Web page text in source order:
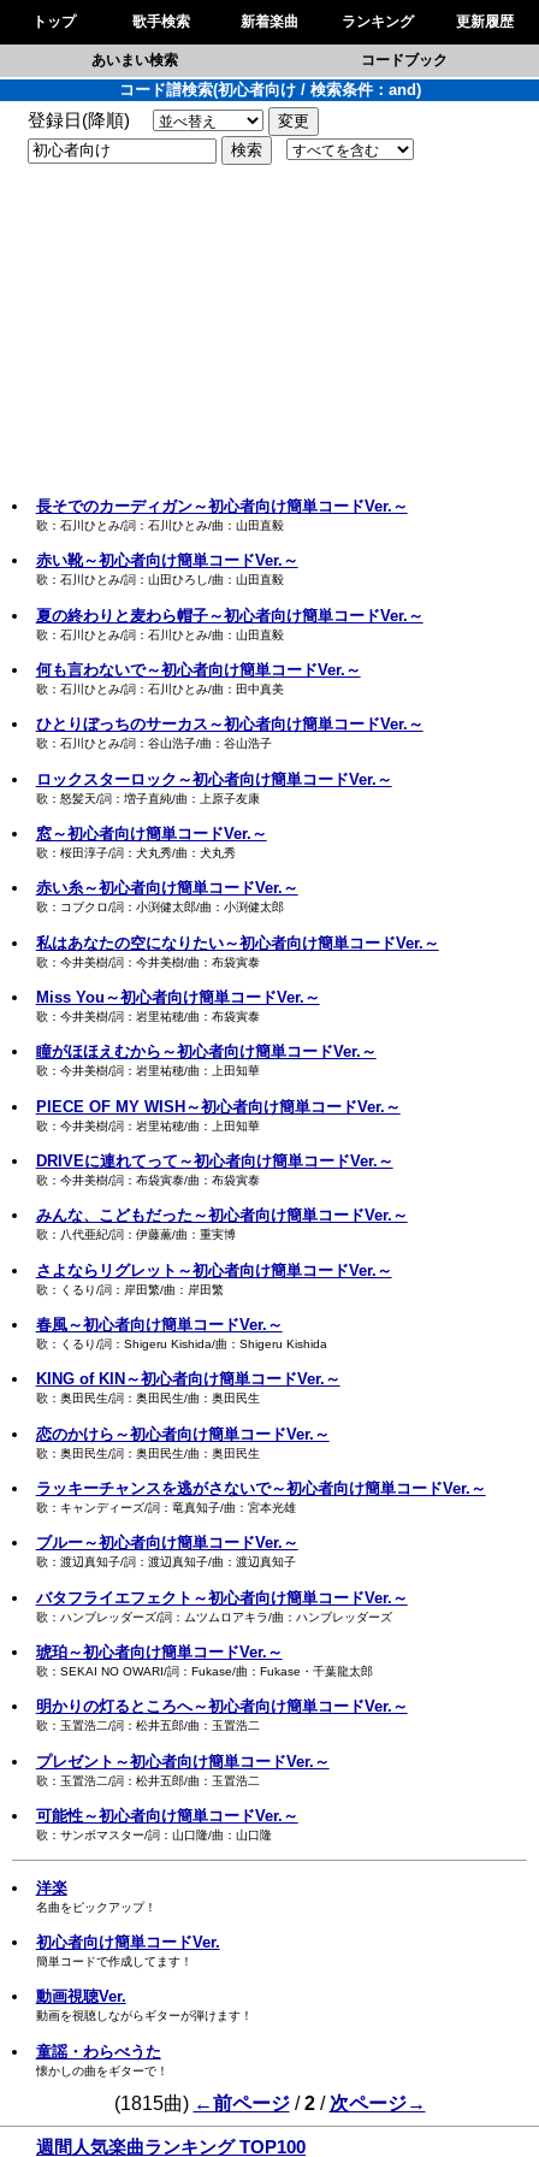
トップ 歌手検索 新着楽曲 ランキング 更新履歴
あいまい検索 コードブック
コード譜検索(初心者向け / 検索条件：and)
登録日(降順)
長そでのカーディガン～初心者向け簡単コードVer.～
歌：石川ひとみ/詞：石川ひとみ/曲：山田直毅
赤い靴～初心者向け簡単コードVer.～
歌：石川ひとみ/詞：山田ひろし/曲：山田直毅
夏の終わりと麦わら帽子～初心者向け簡単コードVer.～
歌：石川ひとみ/詞：石川ひとみ/曲：山田直毅
何も言わないで～初心者向け簡単コードVer.～
歌：石川ひとみ/詞：石川ひとみ/曲：田中真美
ひとりぼっちのサーカス～初心者向け簡単コードVer.～
歌：石川ひとみ/詞：谷山浩子/曲：谷山浩子
ロックスターロック～初心者向け簡単コードVer.～
歌：怒髪天/詞：増子直純/曲：上原子友康
窓～初心者向け簡単コードVer.～
歌：桜田淳子/詞：犬丸秀/曲：犬丸秀
赤い糸～初心者向け簡単コードVer.～
歌：コブクロ/詞：小渕健太郎/曲：小渕健太郎
私はあなたの空になりたい～初心者向け簡単コードVer.～
歌：今井美樹/詞：今井美樹/曲：布袋寅泰
Miss You～初心者向け簡単コードVer.～
歌：今井美樹/詞：岩里祐穂/曲：布袋寅泰
瞳がほほえむから～初心者向け簡単コードVer.～
歌：今井美樹/詞：岩里祐穂/曲：上田知華
PIECE OF MY WISH～初心者向け簡単コードVer.～
歌：今井美樹/詞：岩里祐穂/曲：上田知華
DRIVEに連れてって～初心者向け簡単コードVer.～
歌：今井美樹/詞：布袋寅泰/曲：布袋寅泰
みんな、こどもだった～初心者向け簡単コードVer.～
歌：八代亜紀/詞：伊藤薫/曲：重実博
さよならリグレット～初心者向け簡単コードVer.～
歌：くるり/詞：岸田繁/曲：岸田繁
春風～初心者向け簡単コードVer.～
歌：くるり/詞：Shigeru Kishida/曲：Shigeru Kishida
KING of KIN～初心者向け簡単コードVer.～
歌：奥田民生/詞：奥田民生/曲：奥田民生
恋のかけら～初心者向け簡単コードVer.～
歌：奥田民生/詞：奥田民生/曲：奥田民生
ラッキーチャンスを逃がさないで～初心者向け簡単コードVer.～
歌：キャンディーズ/詞：竜真知子/曲：宮本光雄
ブルー～初心者向け簡単コードVer.～
歌：渡辺真知子/詞：渡辺真知子/曲：渡辺真知子
バタフライエフェクト～初心者向け簡単コードVer.～
歌：ハンブレッダーズ/詞：ムツムロアキラ/曲：ハンブレッダーズ
琥珀～初心者向け簡単コードVer.～
歌：SEKAI NO OWARI/詞：Fukase/曲：Fukase・千葉龍太郎
明かりの灯るところへ～初心者向け簡単コードVer.～
歌：玉置浩二/詞：松井五郎/曲：玉置浩二
プレゼント～初心者向け簡単コードVer.～
歌：玉置浩二/詞：松井五郎/曲：玉置浩二
可能性～初心者向け簡単コードVer.～
歌：サンボマスター/詞：山口隆/曲：山口隆
洋楽
名曲をピックアップ！
初心者向け簡単コードVer.
簡単コードで作成してます！
動画視聴Ver.
動画を視聴しながらギターが弾けます！
童謡・わらべうた
懐かしの曲をギターで！
(1815曲) ←前ページ/2 / 次ページ→
週間人気楽曲ランキング TOP100